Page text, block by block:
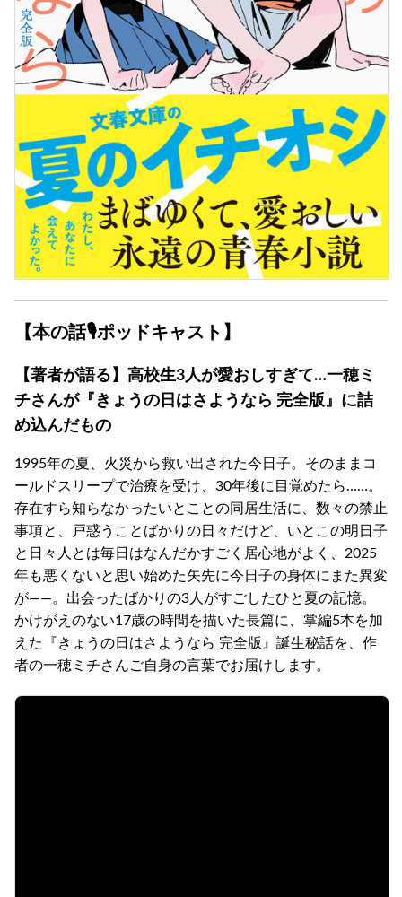
【本の話🎙ポッドキャスト】
【著者が語る】高校生3人が愛おしすぎて…一穂ミ
チさんが『きょうの日はさようなら 完全版』に詰
め込んだもの
1995年の夏、火災から救い出された今日子。そのままコ
ールドスリープで治療を受け、30年後に目覚めたら……。
存在すら知らなかったいとことの同居生活に、数々の禁止
事項と、戸惑うことばかりの日々だけど、いとこの明日子
と日々人とは毎日はなんだかすごく居心地がよく、2025
年も悪くないと思い始めた矢先に今日子の身体にまた異変
が――。出会ったばかりの3人がすごしたひと夏の記憶。
かけがえのない17歳の時間を描いた長篇に、掌編5本を加
えた『きょうの日はさようなら 完全版』誕生秘話を、作
者の一穂ミチさんご自身の言葉でお届けします。